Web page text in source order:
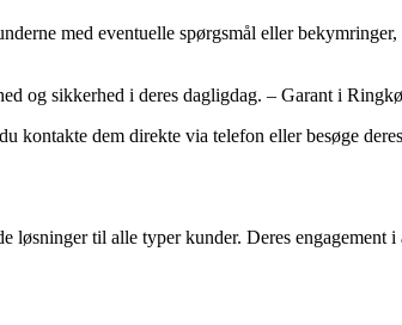
med eventuelle spørgsmål eller
og sikkerhed i deres dagligdag. – Garant i
dem direkte via telefon eller besøge
til alle typer kunder. Deres engagement